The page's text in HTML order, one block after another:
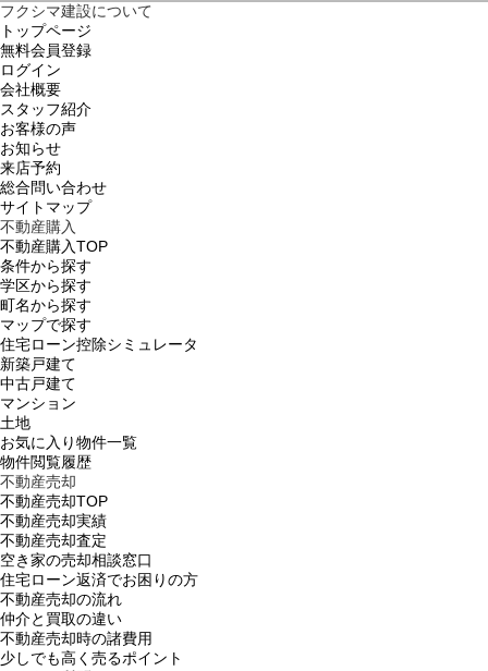
フクシマ建設について
トップページ
無料会員登録
ログイン
会社概要
スタッフ紹介
お客様の声
お知らせ
来店予約
総合問い合わせ
サイトマップ
不動産購入
不動産購入TOP
条件から探す
学区から探す
町名から探す
マップで探す
住宅ローン控除シミュレータ
新築戸建て
中古戸建て
マンション
土地
お気に入り物件一覧
物件閲覧履歴
不動産売却
不動産売却TOP
不動産売却実績
不動産売却査定
空き家の売却相談窓口
住宅ローン返済でお困りの方
不動産売却の流れ
仲介と買取の違い
不動産売却時の諸費用
少しでも高く売るポイント